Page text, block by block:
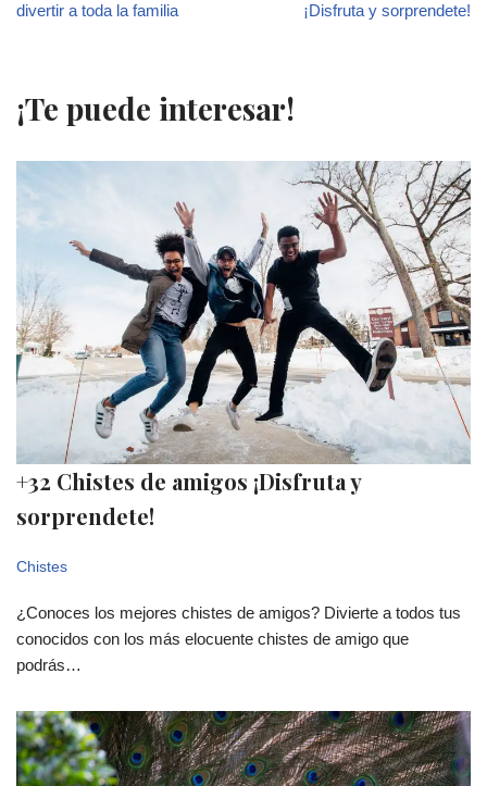
divertir a toda la familia
¡Disfruta y sorprendete!
¡Te puede interesar!
+32 Chistes de amigos ¡Disfruta y
sorprendete!
Chistes
¿Conoces los mejores chistes de amigos? Divierte a todos tus
conocidos con los más elocuente chistes de amigo que
podrás…